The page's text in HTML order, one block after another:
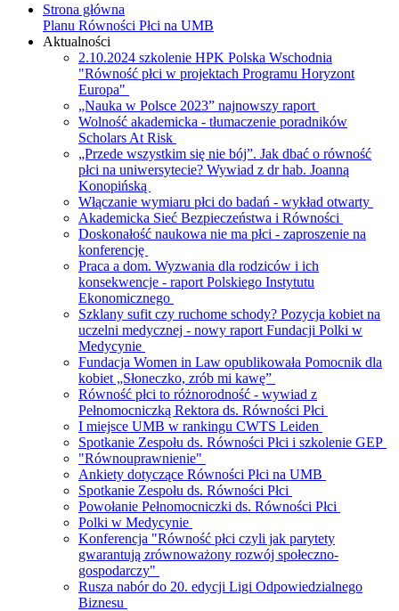
Strona główna
Planu Równości Płci na UMB
Aktualności
2.10.2024 szkolenie HPK Polska Wschodnia
"Równość płci w projektach Programu Horyzont
Europa"
„Nauka w Polsce 2023” najnowszy raport
Wolność akademicka - tłumaczenie poradników
Scholars At Risk
„Przede wszystkim się nie bój”. Jak dbać o równość
płci na uniwersytecie? Wywiad z dr hab. Joanną
Konopińską
Włączanie wymiaru płci do badań - wykład otwarty
Akademicka Sieć Bezpieczeństwa i Równości
Doskonałość naukowa nie ma płci - zaproszenie na
konferencję
Praca a dom. Wyzwania dla rodziców i ich
konsekwencje - raport Polskiego Instytutu
Ekonomicznego
Szklany sufit czy ruchome schody? Pozycja kobiet na
uczelni medycznej - nowy raport Fundacji Polki w
Medycynie
Fundacja Women in Law opublikowała Pomocnik dla
kobiet „Słoneczko, zrób mi kawę”
Równość płci to różnorodność - wywiad z
Pełnomocniczką Rektora ds. Równości Płci
I miejsce UMB w rankingu CWTS Leiden
Spotkanie Zespołu ds. Równości Płci i szkolenie GEP
"Równouprawnienie"
Ankiety dotyczące Równości Płci na UMB
Spotkanie Zespołu ds. Równości Płci
Powołanie Pełnomocniczki ds. Równości Płci
Polki w Medycynie
Konferencja "Równość płci czyli jak parytety
gwarantują zrównoważony rozwój społeczno-
gospodarczy"
Rusza nabór do 20. edycji Ligi Odpowiedzialnego
Biznesu